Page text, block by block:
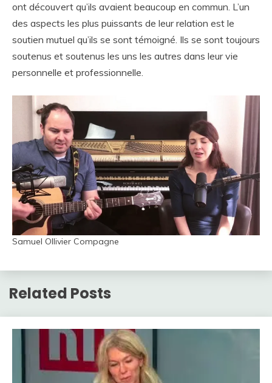
ont découvert qu’ils avaient beaucoup en commun. L’un
des aspects les plus puissants de leur relation est le
soutien mutuel qu’ils se sont témoigné. Ils se sont toujours
soutenus et soutenus les uns les autres dans leur vie
personnelle et professionnelle.
Samuel Ollivier Compagne
Related Posts